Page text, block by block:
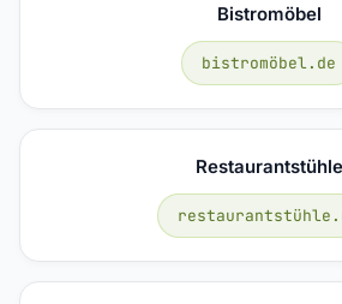
Bistromöbel
bistromöbel.de
Restaurantstühle